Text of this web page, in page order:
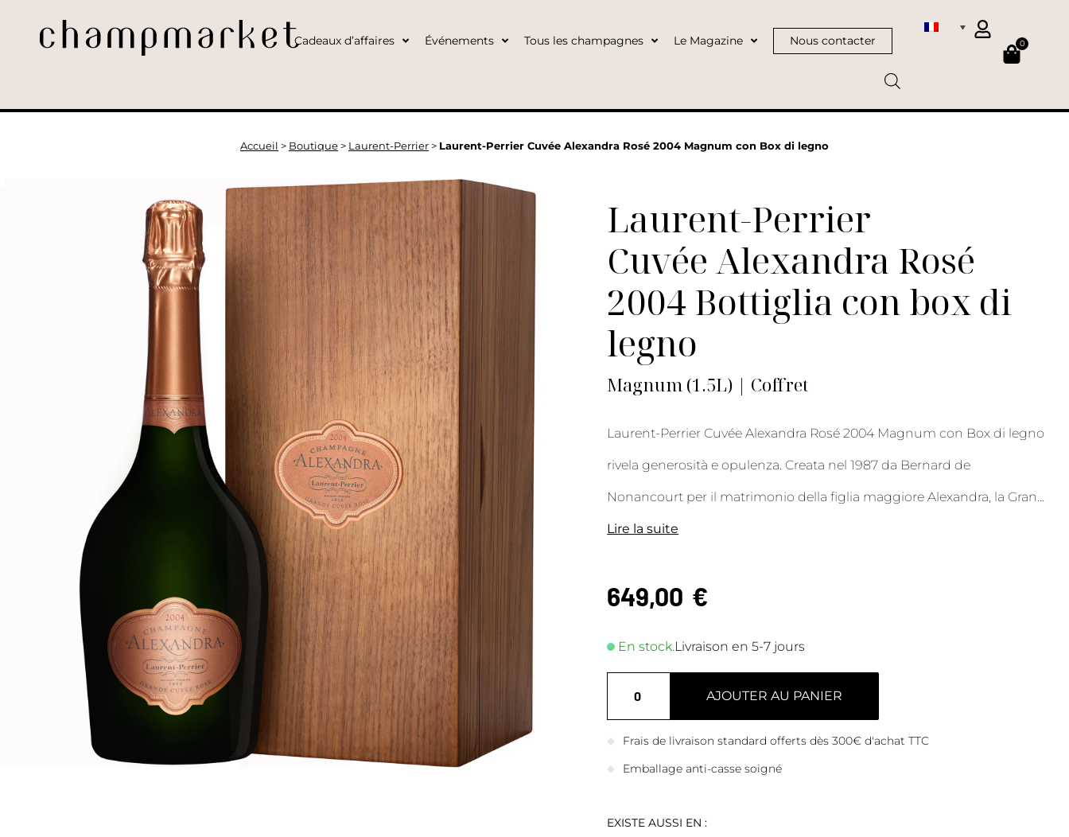
Cadeaux d’affaires Événements Tous les champagnes Le Magazine Nous contacter 0
Accueil > Boutique > Laurent-Perrier > Laurent-Perrier Cuvée Alexandra Rosé 2004 Magnum con Box di legno
Laurent-Perrier
Cuvée Alexandra Rosé
2004 Bottiglia con box di
legno
Magnum (1.5L) | Coffret
Laurent-Perrier Cuvée Alexandra Rosé 2004 Magnum con Box di legno
rivela generosità e opulenza. Creata nel 1987 da Bernard de
Nonancourt per il matrimonio della figlia maggiore Alexandra, la Gran...
Lire la suite
649,00 €
En stock.Livraison en 5-7 jours
AJOUTER AU PANIER
Frais de livraison standard offerts dès 300€ d'achat TTC
Emballage anti-casse soigné
EXISTE AUSSI EN :